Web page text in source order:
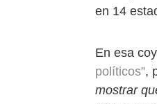
en 14
En esa
políticos”,
mostrar